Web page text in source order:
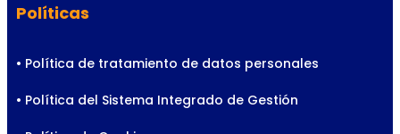
Políticas
• Política de tratamiento de datos personales
• Política del Sistema Integrado de Gestión